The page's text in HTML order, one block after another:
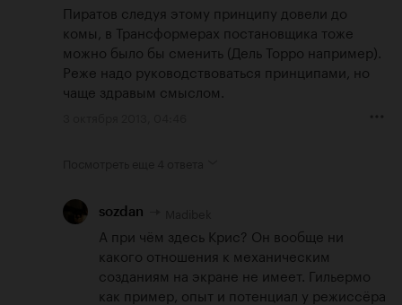
Пиратов следуя этому принципу довели до
комы, в Трансформерах постановщика тоже
можно было бы сменить (Дель Торро например).
Реже надо руководствоваться принципами, но
чаще здравым смыслом.
sozdan
А при чём здесь Крис? Он вообще ни
какого отношения к механическим
созданиям на экране не имеет. Гильермо
как пример, опыт и потенциал у режиссёра